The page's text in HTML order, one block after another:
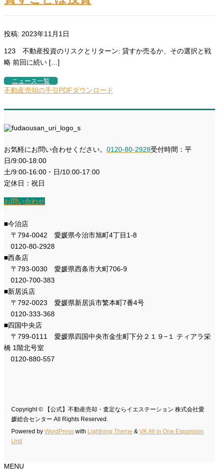
投稿: 2023年11月1日
123 不動産投資のリスクとリターン: 貸すか売るか、その選択と戦
略 前回に続い […]
ニュース一覧
不動産売却の手引PDFダウンロード
お気軽にお問い合わせください。 0120-80-2928受付時間：平
日/9:00-18:00
土/9:00-16:00・日/10:00-17:00
定休日：祝日
お問い合わせ
■今治店
〒794-0042 愛媛県今治市旭町4丁目1-8
0120-80-2928
■西条店
〒793-0030 愛媛県西条市大町706-9
0120-700-383
■新居浜店
〒792-0023 愛媛県新居浜市繁本町7番4号
0120-333-368
■四国中央店
〒799-0111 愛媛県四国中央市金生町下分２１９−１ ティアラ栄
橋 1階北号室
0120-880-557
Copyright © 【公式】不動産売却・査定ならイエステーション 株式会社愛
媛総合センター All Rights Reserved.
Powered by WordPress with Lightning Theme & VK All in One Expansion
Unit
MENU